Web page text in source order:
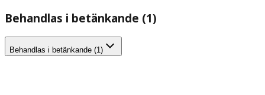
Behandlas i betänkande (1)
Behandlas i betänkande (1)